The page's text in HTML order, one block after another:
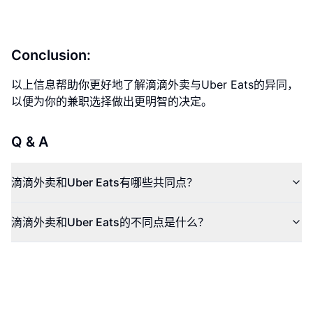
Conclusion:
以上信息帮助你更好地了解滴滴外卖与Uber Eats的异同，
以便为你的兼职选择做出更明智的决定。
Q & A
滴滴外卖和Uber Eats有哪些共同点？
滴滴外卖和Uber Eats的不同点是什么？